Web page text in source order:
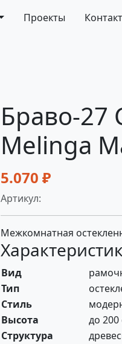
Проекты
Браво-27
Melinga
5.070 ₽
Артикул:
Межкомнатная
Вид
Тип
Стиль
Высота
до 200
Структура